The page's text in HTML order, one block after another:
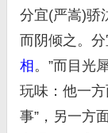
分宜(严嵩)骄
而阴倾之。
相 。”而目光
玩味：他一
事”，另一方